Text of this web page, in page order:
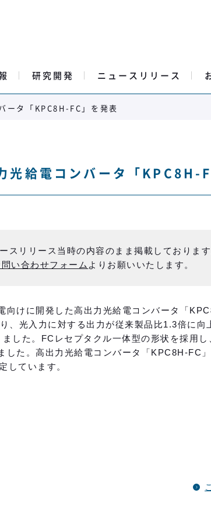
研究開発 ニュースリリース
ータ「KPC8H-FC」を発表
光給電コンバータ「KPC8H-
スリリース当時の内容のまま掲載しております
い合わせフォーム よりお願いいたします。
向けに開発した高出力光給電コンバータ「
、光入力に対する出力が従来製品比1.3倍に向
した。FCレセプタクル一体型の形状を採用
した。高出力光給電コンバータ「KPC8H-FC
しています。